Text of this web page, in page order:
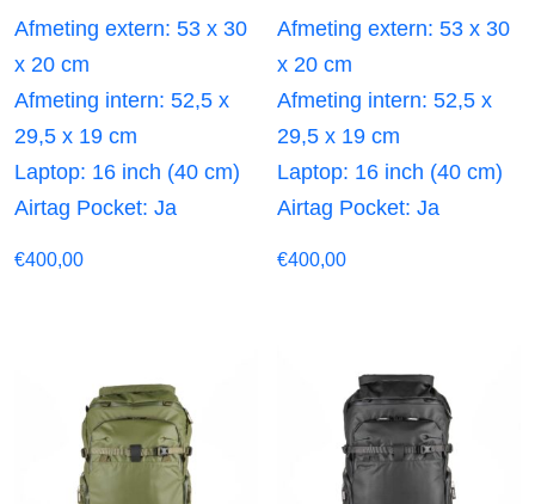
Afmeting extern: 53 x 30
x 20 cm
Afmeting intern: 52,5 x
29,5 x 19 cm
Laptop: 16 inch (40 cm)
Airtag Pocket: Ja
€400,00
Afmeting extern: 53 x 30
x 20 cm
Afmeting intern: 52,5 x
29,5 x 19 cm
Laptop: 16 inch (40 cm)
Airtag Pocket: Ja
€400,00